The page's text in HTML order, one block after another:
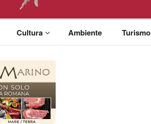
Cultura Ambiente Turismo